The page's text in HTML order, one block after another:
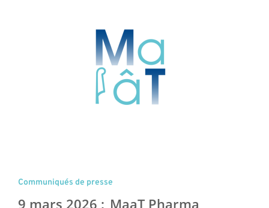
Communiqués de presse
9 mars 2026 : MaaT Pharma